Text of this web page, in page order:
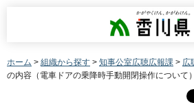
香川県
ホーム > 組織から探す > 知事公室広聴広報課 > 広
の内容（電車ドアの乗降時手動開閉操作について）